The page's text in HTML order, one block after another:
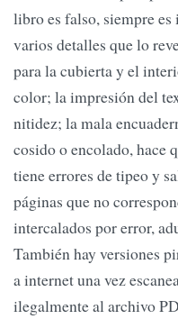
libro es falso, siempre
varios detalles que lo
para la cubierta y el
color; la impresión del
nitidez; la mala
cosido o encolado, hace
tiene errores de tipeo y
páginas que no
intercalados por error,
También hay versiones
a internet una vez
ilegalmente al archivo